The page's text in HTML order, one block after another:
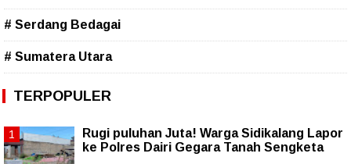
# Serdang Bedagai
# Sumatera Utara
TERPOPULER
Rugi puluhan Juta! Warga Sidikalang Lapor
ke Polres Dairi Gegara Tanah Sengketa